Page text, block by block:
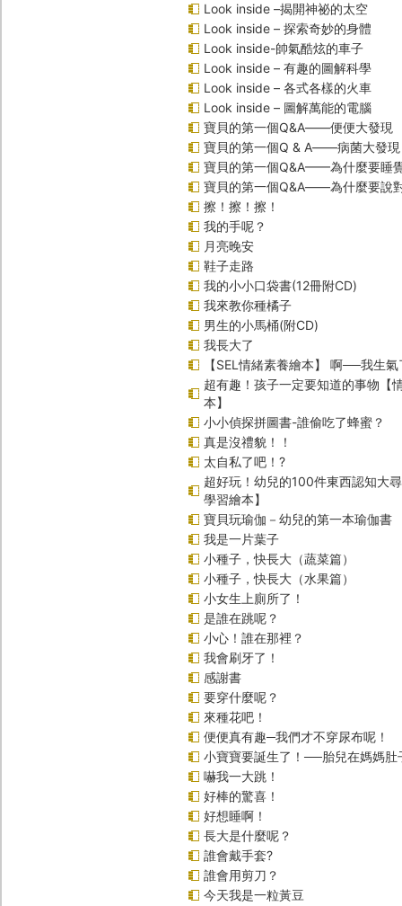
Look inside –揭開神祕的太空
Look inside – 探索奇妙的身體
Look inside-帥氣酷炫的車子
Look inside – 有趣的圖解科學
Look inside – 各式各樣的火車
Look inside – 圖解萬能的電腦
寶貝的第一個Q&A――便便大發現
寶貝的第一個Q & A――病菌大發現
寶貝的第一個Q&A——為什麼要睡
寶貝的第一個Q&A――為什麼要說
擦！擦！擦！
我的手呢？
月亮晚安
鞋子走路
我的小小口袋書(12冊附CD)
我來教你種橘子
男生的小馬桶(附CD)
我長大了
【SEL情緒素養繪本】 啊──我生
超有趣！孩子一定要知道的事物【
本】
小小偵探拼圖書-誰偷吃了蜂蜜？
真是沒禮貌！！
太自私了吧！?
超好玩！幼兒的100件東西認知大
學習繪本】
寶貝玩瑜伽－幼兒的第一本瑜伽書
我是一片葉子
小種子，快長大（蔬菜篇）
小種子，快長大（水果篇）
小女生上廁所了！
是誰在跳呢？
小心！誰在那裡？
我會刷牙了！
感謝書
要穿什麼呢？
來種花吧！
便便真有趣─我們才不穿尿布呢！
小寶寶要誕生了！──胎兒在媽媽肚
嚇我一大跳！
好棒的驚喜！
好想睡啊！
長大是什麼呢？
誰會戴手套?
誰會用剪刀？
今天我是一粒黃豆